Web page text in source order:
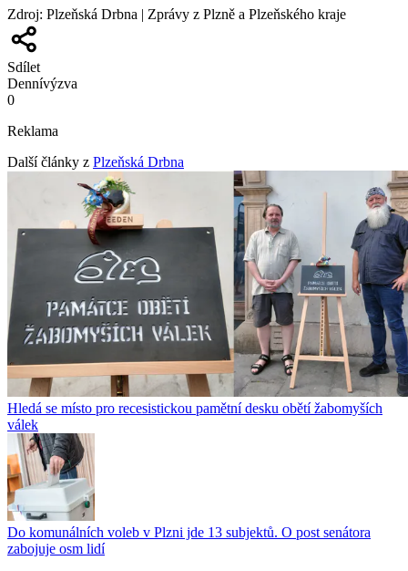
Zdroj: Plzeňská Drbna | Zprávy z Plzně a Plzeňského kraje
Sdílet
Dennívýzva
0
Reklama
Další články z Plzeňská Drbna
Hledá se místo pro recesistickou pamětní desku obětí žabomyších
válek
Do komunálních voleb v Plzni jde 13 subjektů. O post senátora
zabojuje osm lidí